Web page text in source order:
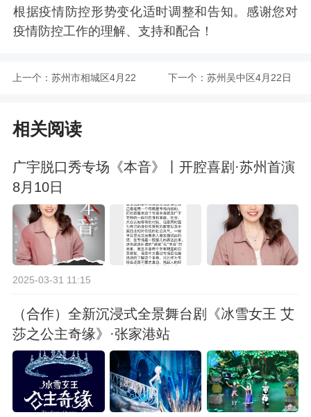
根据疫情防控形势变化适时调整和告知。感谢您对
疫情防控工作的理解、支持和配合！
上一个： 苏州市相城区4月22 下一个： 苏州吴中区4月22日
相关阅读
广宇脱口秀专场《本音》丨开腔喜剧·苏州首演
8月10日
2025-03-31 11:15
（合作）全新沉浸式全景舞台剧《冰雪女王 艾
莎之公主奇缘》·张家港站